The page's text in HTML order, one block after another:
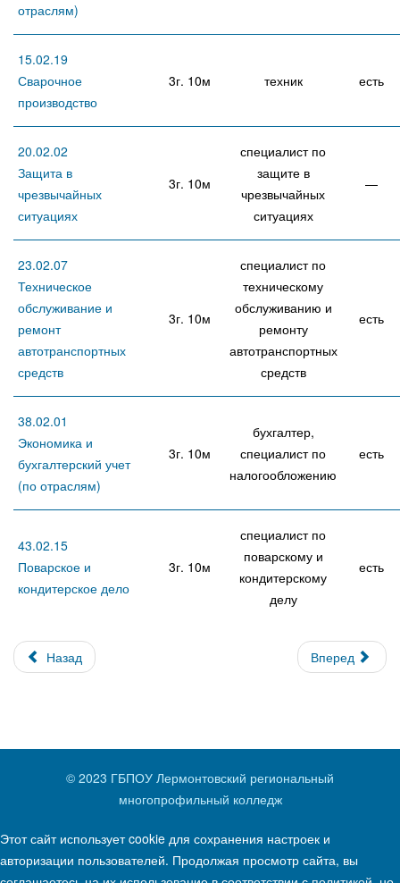
отраслям)
15.02.19
Сварочное
производство
3г. 10м техник есть
20.02.02
Защита в
чрезвычайных
ситуациях
3г. 10м
специалист по
защите в
чрезвычайных
ситуациях
—
23.02.07
Техническое
обслуживание и
ремонт
автотранспортных
средств
3г. 10м
специалист по
техническому
обслуживанию и
ремонту
автотранспортных
средств
есть
38.02.01
Экономика и
бухгалтерский учет
(по отраслям)
3г. 10м
бухгалтер,
специалист по
налогообложению
есть
43.02.15
Поварское и
кондитерское дело
3г. 10м
специалист по
поварскому и
кондитерскому
делу
есть
Назад Вперед
© 2023 ГБПОУ Лермонтовский региональный
многопрофильный колледж
Этот сайт использует cookie для сохранения настроек и
авторизации пользователей. Продолжая просмотр сайта, вы